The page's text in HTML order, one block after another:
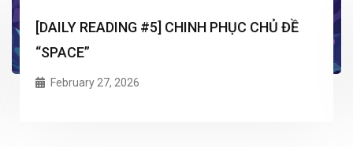
[DAILY READING #5] CHINH PHỤC CHỦ ĐỀ
“SPACE”
February 27, 2026